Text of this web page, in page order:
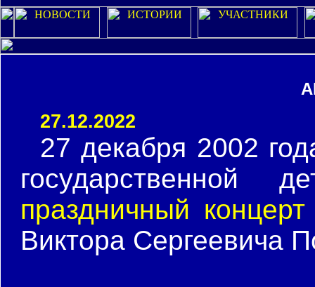
27.12.2022
27 декабря 2002
государственной
праздничный концерт
Виктора Сергеевича